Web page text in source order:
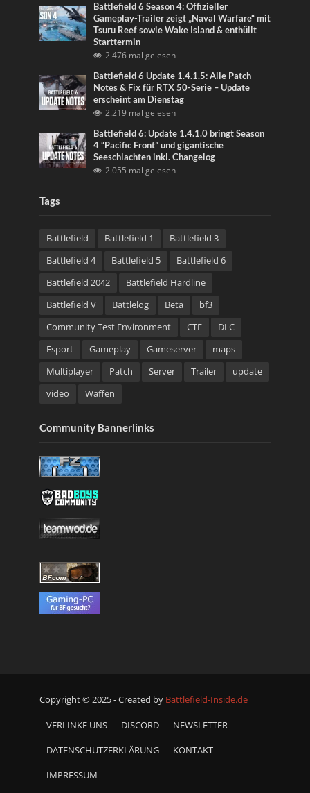
Battlefield 6 Season 4: Offizieller
Gameplay-Trailer zeigt „Naval Warfare“ mit
Tsuru Reef sowie Wake Island & enthüllt
Starttermin
2.476 mal gelesen
Battlefield 6 Update 1.4.1.5: Alle Patch
Notes & Fix für RTX 50-Serie – Update
erscheint am Dienstag
2.219 mal gelesen
Battlefield 6: Update 1.4.1.0 bringt Season
4 “Pacific Front” und gigantische
Seeschlachten inkl. Changelog
2.055 mal gelesen
Tags
Battlefield Battlefield 1
Battlefield 3
Battlefield 4
Battlefield 5
Battlefield 6
Battlefield 2042
Battlefield Hardline
Battlefield V
Battlelog Beta
bf3
Community Test Environment
CTE
DLC
Esport
Gameplay Gameserver
maps
Multiplayer
Patch Server Trailer
update
video
Waffen
Community Bannerlinks
Copyright © 2025 - Created by Battlefield-Inside.de
VERLINKE UNS DISCORD NEWSLETTER
DATENSCHUTZERKLÄRUNG KONTAKT
IMPRESSUM